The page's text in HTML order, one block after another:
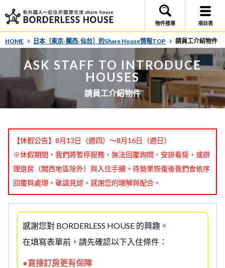
物件搜尋 項目表
HOME 日本（東京· 關西· 仙台）的Share House情報TOP 請員工介紹物件
ASK STAFF TO INTRODUCE
HOUSES
請員工介紹物件
【休假公告】8月13日（週四）～8月16日（週日）
※休假期間，我們將暫停服務，無法回覆詢問、安排看房，或辦
理退房（關西地區除外）與入住手續。待營業恢復後我們會依序
回覆與處理。敬請見諒，感謝您的理解與配合。
感謝您對 BORDERLESS HOUSE 的興趣。
在填寫表單前，請先確認以下入住條件：
●直接訂房更有保障